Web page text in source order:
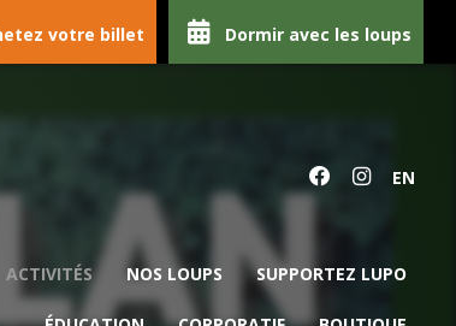
votre billet Dormir avec les loups
EN
ACTIVITÉS NOS LOUPS SUPPORTEZ LUPO